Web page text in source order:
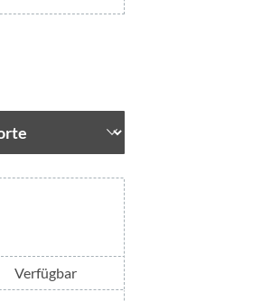
Verfügbar